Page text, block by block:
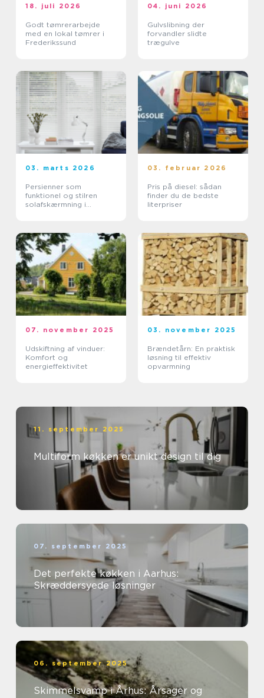
18. juli 2026
Godt tømrerarbejde
med en lokal tømrer i
Frederikssund
04. juni 2026
Gulvslibning der
forvandler slidte
trægulve
03. marts 2026
Persienner som
funktionel og stilren
solafskærmning i
03. februar 2026
Pris på diesel: sådan
finder du de bedste
literpriser
07. november 2025
Udskiftning af vinduer:
Komfort og
energieffektivitet
03. november 2025
Brændetårn: En praktisk
løsning til effektiv
opvarmning
11. september 2025
Multiform køkken er unikt design til dig
07. september 2025
Det perfekte køkken i Aarhus:
Skræddersyede løsninger
06. september 2025
Skimmelsvamp i Århus: Årsager og